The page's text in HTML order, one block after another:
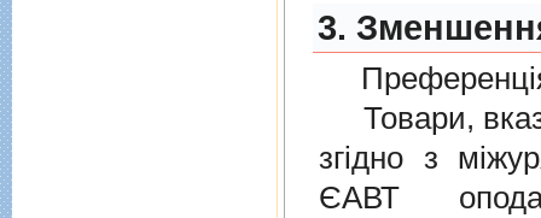
3.
Товари,
згiдно з
ЄАВТ